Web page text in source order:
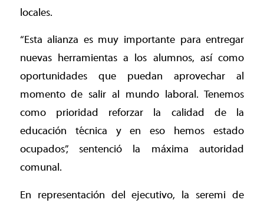
locales.
“Esta alianza es muy importante para entregar
nuevas herramientas a los alumnos, así como
oportunidades que puedan aprovechar al
momento de salir al mundo laboral. Tenemos
como prioridad reforzar la calidad de la
educación técnica y en eso hemos estado
ocupados”, sentenció la máxima autoridad
comunal.
En representación del ejecutivo, la seremi de